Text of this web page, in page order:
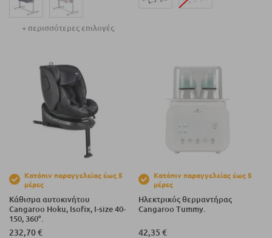
+ περισσότερες επιλογές
Κατόπιν παραγγελείας έως 5
μέρες
Κάθισμα αυτοκινήτου
Cangaroo Hoku, Isofix, I-size 40-
150, 360°.
232,70 €
Κατόπιν παραγγελείας έως 5
μέρες
Ηλεκτρικός θερμαντήρας
Cangaroo Tummy.
42,35 €